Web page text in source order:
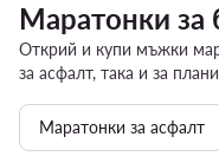
Маратонки за
Открий и купи мъжки
за асфалт, така и за
Маратонки за асфалт